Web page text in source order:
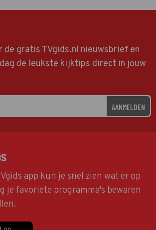
de gratis TVgids.nl nieuwsbrief en
de leukste kijktips direct in jouw
AANMELDEN
app kun je snel zien wat er op
je favoriete programma's bewaren